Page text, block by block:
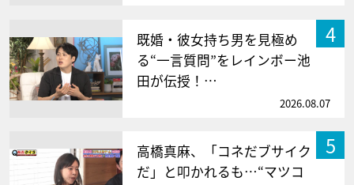
4
既婚・彼女持ち男を見極め
る“一言質問”をレインボー池
田が伝授！…
2026.08.07
5
高橋真麻、「コネだブサイク
だ」と叩かれるも…“マツコ